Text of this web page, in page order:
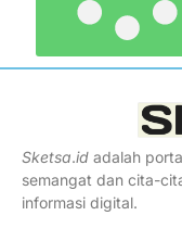
Sketsa.id adalah
semangat dan cita-
informasi digital.